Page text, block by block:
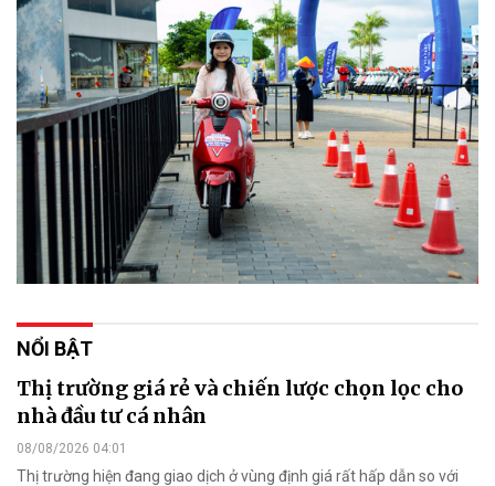
NỔI BẬT
Thị trường giá rẻ và chiến lược chọn lọc cho
nhà đầu tư cá nhân
08/08/2026 04:01
Thị trường hiện đang giao dịch ở vùng định giá rất hấp dẫn so với